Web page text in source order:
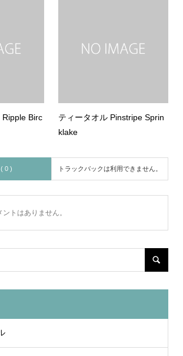
Ripple Birc
ティータオル Pinstripe Sprin
klake
0 ) トラックバックは利用できません。
トはありません。